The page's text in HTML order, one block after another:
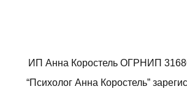
ИП Анна Коростель ОГРНИП
“Психолог Анна Коростель”